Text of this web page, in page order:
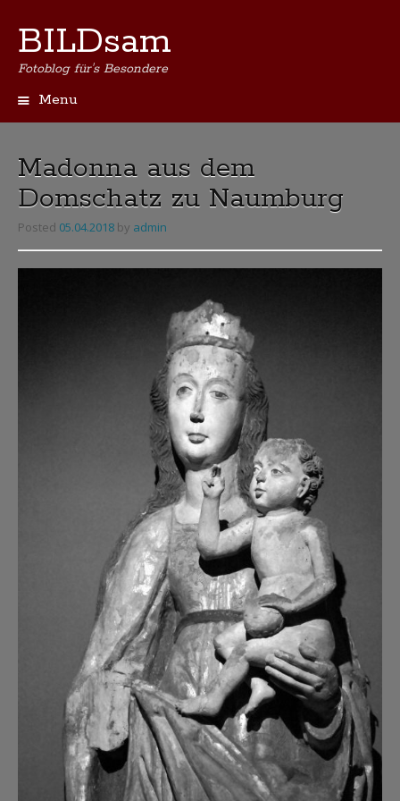
BILDsam
Fotoblog für's Besondere
Menu
Madonna aus dem
Domschatz zu Naumburg
Posted 05.04.2018 by admin